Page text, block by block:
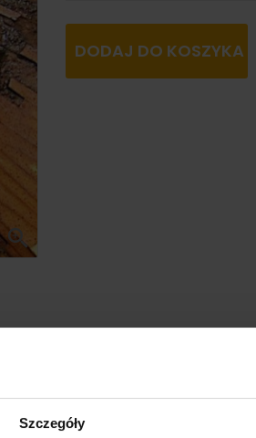
Szczegóły

DODAJ DO KOSZYKA